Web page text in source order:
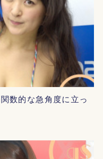
数的な急角度に立っ